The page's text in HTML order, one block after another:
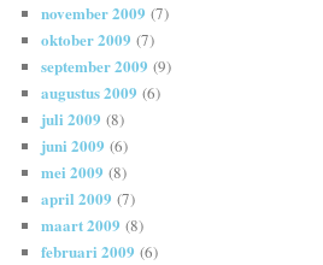
november 2009 (7)
oktober 2009 (7)
september 2009 (9)
augustus 2009 (6)
juli 2009 (8)
juni 2009 (6)
mei 2009 (8)
april 2009 (7)
maart 2009 (8)
februari 2009 (6)